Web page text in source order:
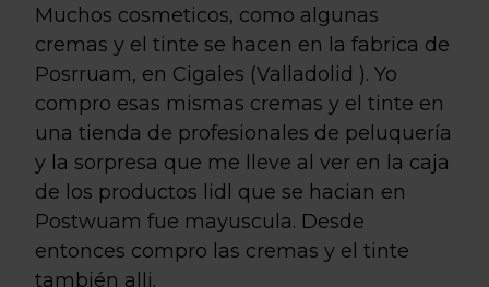
Muchos cosmeticos, como algunas
cremas y el tinte se hacen en la fabrica de
Posrruam, en Cigales (Valladolid ). Yo
compro esas mismas cremas y el tinte en
una tienda de profesionales de peluquería
y la sorpresa que me lleve al ver en la caja
de los productos lidl que se hacian en
Postwuam fue mayuscula. Desde
entonces compro las cremas y el tinte
también alli.